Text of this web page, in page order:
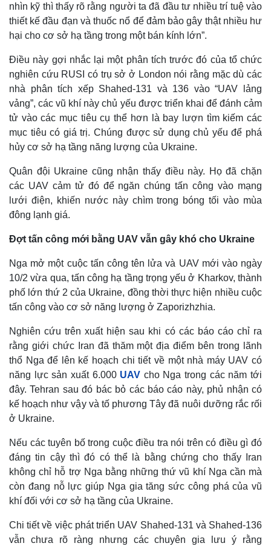
Kinh tế
Bất động sản
Khởi nghiệp
Thị trường
Giá vàng
Tiêu dùng
Tỷ giá
Chứng khoán
nhìn kỹ thì thấy rõ rằng người ta đã đầu tư nhiều trí tuệ vào
thiết kế đầu đạn và thuốc nổ để đảm bảo gây thật nhiều hư
hại cho cơ sở hạ tầng trong một bán kính lớn”.
Điều này gợi nhắc lại một phân tích trước đó của tổ chức
nghiên cứu RUSI có trụ sở ở London nói rằng mặc dù các
nhà phân tích xếp Shahed-131 và 136 vào “UAV lảng
vảng”, các vũ khí này chủ yếu được triển khai để đánh cảm
tử vào các mục tiêu cụ thể hơn là bay lượn tìm kiếm các
mục tiêu có giá trị. Chúng được sử dụng chủ yếu để phá
hủy cơ sở hạ tầng năng lượng của Ukraine.
Quân đội Ukraine cũng nhận thấy điều này. Họ đã chặn
các UAV cảm tử đó để ngăn chúng tấn công vào mạng
lưới điện, khiến nước này chìm trong bóng tối vào mùa
đông lạnh giá.
Đợt tấn công mới bằng UAV vẫn gây khó cho Ukraine
Nga mở một cuộc tấn công tên lửa và UAV mới vào ngày
10/2 vừa qua, tấn công hạ tầng trọng yếu ở Kharkov, thành
phố lớn thứ 2 của Ukraine, đồng thời thực hiện nhiều cuộc
tấn công vào cơ sở năng lượng ở Zaporizhzhia.
Nghiên cứu trên xuất hiện sau khi có các báo cáo chỉ ra
rằng giới chức Iran đã thăm một địa điểm bên trong lãnh
thổ Nga để lên kế hoạch chi tiết về một nhà máy UAV có
năng lực sản xuất 6.000 UAV cho Nga trong các năm tới
đây. Tehran sau đó bác bỏ các báo cáo này, phủ nhận có
kế hoạch như vậy và tố phương Tây đã nuôi dưỡng rắc rối
ở Ukraine.
Nếu các tuyên bố trong cuộc điều tra nói trên có điều gì đó
đáng tin cậy thì đó có thể là bằng chứng cho thấy Iran
không chỉ hỗ trợ Nga bằng những thứ vũ khí Nga cần mà
còn đang nỗ lực giúp Nga gia tăng sức công phá của vũ
khí đối với cơ sở hạ tầng của Ukraine.
Chi tiết về việc phát triển UAV Shahed-131 và Shahed-136
vẫn chưa rõ ràng nhưng các chuyên gia lưu ý rằng